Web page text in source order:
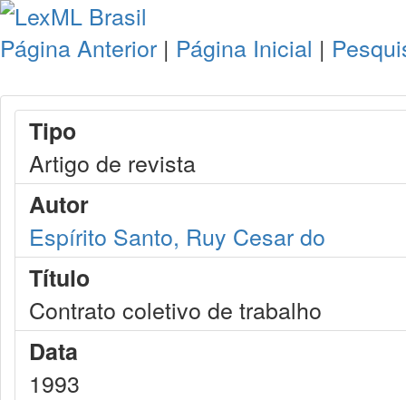
Página Anterior | Página Inicial |
Tipo
Artigo de revista
Autor
Espírito Santo, Ruy Cesar do
Título
Contrato coletivo de trabalho
Data
1993